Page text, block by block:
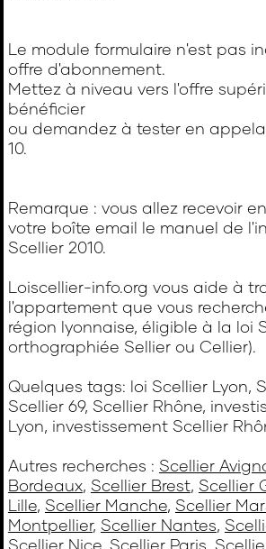
Le module formulaire n'est pas
offre d'abonnement.
Mettez à niveau vers l'offre
bénéficier
ou demandez à tester en
10.
Remarque : vous allez recevoir
votre boîte email le manuel de
Scellier 2010.
Loiscellier-info.org vous aide à
l'appartement que vous
région lyonnaise, éligible à la loi
orthographiée Sellier ou Cellier).
Quelques tags: loi Scellier Lyon,
Scellier 69, Scellier Rhône,
Lyon, investissement Scellier
Autres recherches : Scellier
Bordeaux, Scellier Brest, Scellier
Lille, Scellier Manche, Scellier
Montpellier, Scellier Nantes,
Scellier Nice, Scellier Paris